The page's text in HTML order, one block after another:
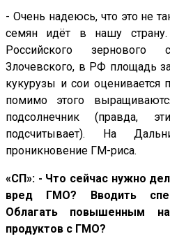
- Очень надеюсь, что это не
семян идёт в нашу
Российского
Злочевского, в РФ площадь
кукурузы и сои оценивается
помимо этого
подсолнечник (правда,
подсчитывает). На
проникновение ГМ-риса.
«СП»: - Что сейчас нужно
вред ГМО? Вводить
Облагать повышенным
продуктов с ГМО?